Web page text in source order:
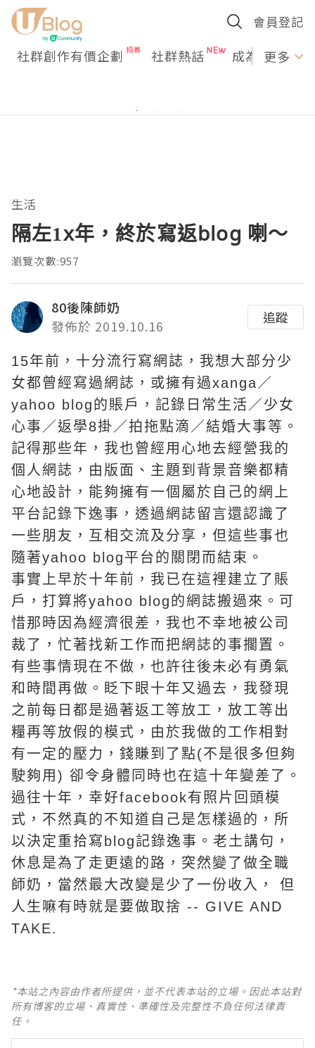
會員登記
社群創作有價企劃 社群熱話 成為U更多
生活
隔左1x年，終於寫返blog 喇～
瀏覽次數:957
80後陳師奶
發佈於 2019.10.16
追蹤
15年前，十分流行寫網誌，我想大部分少
女都曾經寫過網誌，或擁有過xanga／
yahoo blog的賬戶，記錄日常生活／少女
心事／返學8掛／拍拖點滴／結婚大事等。
記得那些年，我也曾經用心地去經營我的
個人網誌，由版面、主題到背景音樂都精
心地設計，能夠擁有一個屬於自己的網上
平台記錄下逸事，透過網誌留言還認識了
一些朋友，互相交流及分享，但這些事也
隨著yahoo blog平台的關閉而結束。
事實上早於十年前，我已在這裡建立了賬
戶，打算將yahoo blog的網誌搬過來。可
惜那時因為經濟很差，我也不幸地被公司
裁了，忙著找新工作而把網誌的事擱置。
有些事情現在不做，也許往後未必有勇氣
和時間再做。眨下眼十年又過去，我發現
之前每日都是過著返工等放工，放工等出
糧再等放假的模式，由於我做的工作相對
有一定的壓力，錢賺到了點(不是很多但夠
駛夠用) 卻令身體同時也在這十年變差了。
過往十年，幸好facebook有照片回頭模
式，不然真的不知道自己是怎樣過的，所
以決定重拾寫blog記錄逸事。老土講句，
休息是為了走更遠的路，突然變了做全職
師奶，當然最大改變是少了一份收入， 但
人生嘛有時就是要做取捨 -- GIVE AND
TAKE.
*本站之內容由作者所提供，並不代表本站的立場。因此本站對
所有博客的立場、真實性、準確性及完整性不負任何法律責
任。